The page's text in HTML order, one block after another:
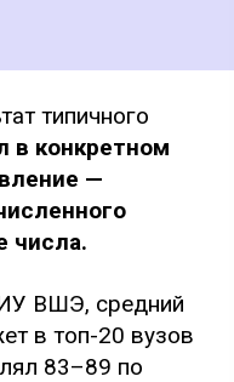
типичного
в конкретном
—
числа.
ВШЭ, средний
в топ-20 вузов
83–89 по